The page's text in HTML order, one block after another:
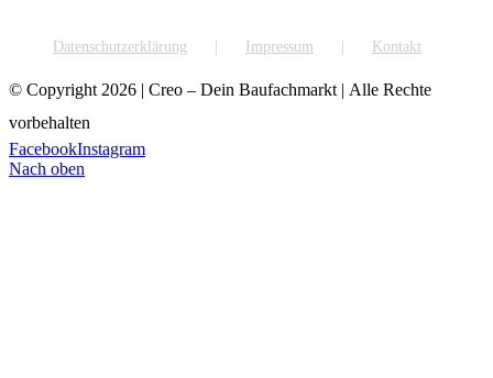
Datenschutzerklärung Impressum Kontakt
© Copyright 2026 | Creo – Dein Baufachmarkt | Alle Rechte
vorbehalten
FacebookInstagram
Nach oben